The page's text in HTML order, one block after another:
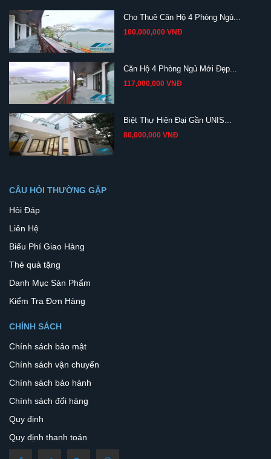
Cho Thuê Căn Hộ 4 Phòng Ngủ...
100,000,000 VNĐ
Căn Hộ 4 Phòng Ngủ Mới Đẹp...
117,000,000 VNĐ
Biệt Thự Hiện Đại Gần UNIS...
80,000,000 VNĐ
CÂU HỎI THƯỜNG GẶP
Hỏi Đáp
Liên Hệ
Biểu Phí Giao Hàng
Thẻ quà tặng
Danh Mục Sản Phẩm
Kiểm Tra Đơn Hàng
CHÍNH SÁCH
Chính sách bảo mật
Chính sách vận chuyển
Chính sách bảo hành
Chính sách đổi hàng
Quy định
Quy định thanh toán